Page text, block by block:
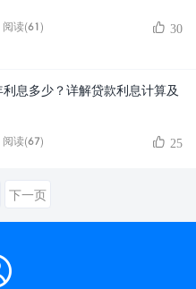
阅读(61) 30
息多少？详解贷款利息计算及
阅读(67) 25
下一页